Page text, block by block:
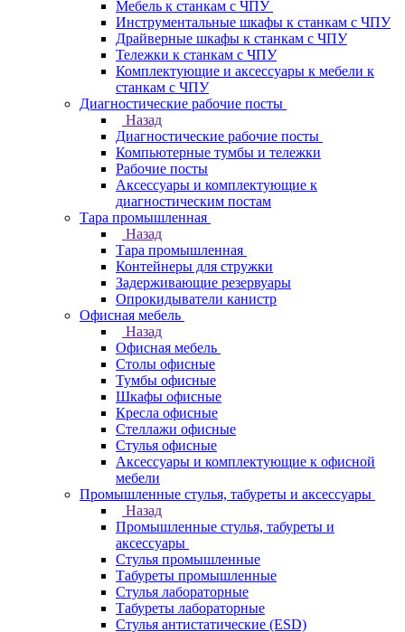
Мебель к станкам с ЧПУ
Инструментальные шкафы к станкам с ЧПУ
Драйверные шкафы к станкам с ЧПУ
Тележки к станкам с ЧПУ
Комплектующие и аксессуары к мебели к
станкам с ЧПУ
Диагностические рабочие посты
Назад
Диагностические рабочие посты
Компьютерные тумбы и тележки
Рабочие посты
Аксессуары и комплектующие к
диагностическим постам
Тара промышленная
Назад
Тара промышленная
Контейнеры для стружки
Задерживающие резервуары
Опрокидыватели канистр
Офисная мебель
Назад
Офисная мебель
Столы офисные
Тумбы офисные
Шкафы офисные
Кресла офисные
Стеллажи офисные
Стулья офисные
Аксессуары и комплектующие к офисной
мебели
Промышленные стулья, табуреты и аксессуары
Назад
Промышленные стулья, табуреты и
аксессуары
Стулья промышленные
Табуреты промышленные
Стулья лабораторные
Табуреты лабораторные
Стулья антистатические (ESD)